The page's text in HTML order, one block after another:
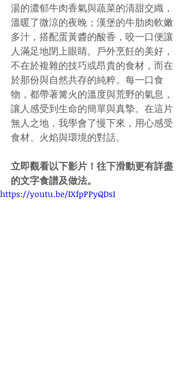
湯的濃郁牛肉香氣與蔬菜的清甜交織，
溫暖了微涼的夜晚；漢堡的牛肋肉軟嫩
多汁，搭配蛋黃醬的酸香，咬一口便讓
人滿足地閉上眼睛。戶外烹飪的美好，
不在於複雜的技巧或昂貴的食材，而在
於那份與自然共存的純粹。每一口食
物，都帶著篝火的溫度與荒野的氣息，
讓人感受到生命的簡單與真摯。在這片
無人之地，我學會了慢下來，用心感受
食材、火焰與環境的對話。
立即觀看以下影片！往下滑動更有詳盡
的文字食譜及做法。
https://youtu.be/IXfpPPyQDsI